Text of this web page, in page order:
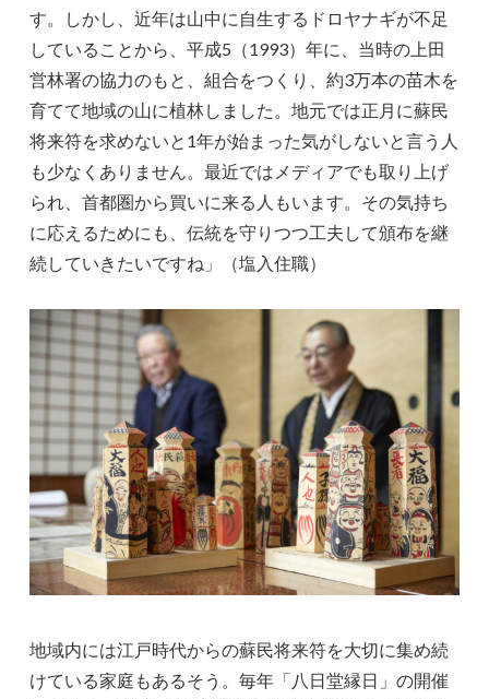
す。しかし、近年は山中に自生するドロヤナギが不足
していることから、平成5（1993）年に、当時の上田
営林署の協力のもと、組合をつくり、約3万本の苗木を
育てて地域の山に植林しました。地元では正月に蘇民
将来符を求めないと1年が始まった気がしないと言う人
も少なくありません。最近ではメディアでも取り上げ
られ、首都圏から買いに来る人もいます。その気持ち
に応えるためにも、伝統を守りつつ工夫して頒布を継
続していきたいですね」（塩入住職）
地域内には江戸時代からの蘇民将来符を大切に集め続
けている家庭もあるそう。毎年「八日堂縁日」の開催